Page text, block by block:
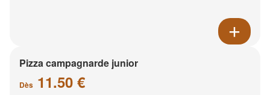
Pizza campagnarde junior
Dès 11.50 €